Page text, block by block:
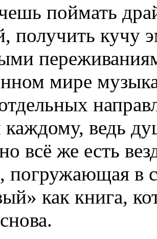
поймать
получить кучу
мире
каждому, ведь
всё же есть
погружающая в
как книга,